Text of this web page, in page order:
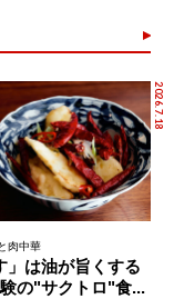
2026.7.18
肉中華
」は油が旨くする
の"サクトロ"食...